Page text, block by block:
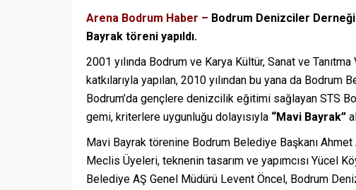
Arena Bodrum Haber – Bodrum Denizciler
Bayrak töreni yapıldı.
2001 yılında Bodrum ve Karya Kültür, Sanat ve
katkılarıyla yapılan, 2010 yılından bu yana da
Bodrum’da gençlere denizcilik eğitimi sağlayan STS
gemi, kriterlere uygunluğu dolayısıyla “Mavi Bayrak”
Mavi Bayrak törenine Bodrum Belediye Başkanı Ahmet
Meclis Üyeleri, teknenin tasarım ve yapımcısı Yücel
Belediye AŞ Genel Müdürü Levent Öncel, Bodrum